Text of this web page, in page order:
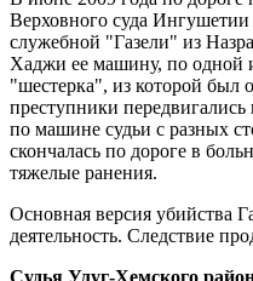
Верховного суда Ингушетии
служебной "Газели" из
Хаджи ее машину, по одной
"шестерка", из которой был
преступники передвигались
по машине судьи с разных
скончалась по дороге в
тяжелые ранения.
Основная версия убийства
деятельность. Следствие
Судья Улуг-Хемского